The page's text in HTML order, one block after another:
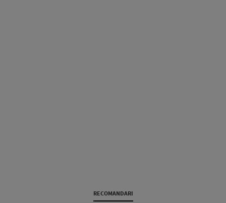
RECOMANDARI